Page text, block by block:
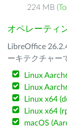
224 MB (
オペレーティ
LibreOffice
ーキテクチャー
Linux
Linux
Linux x64
Linux x64
macOS